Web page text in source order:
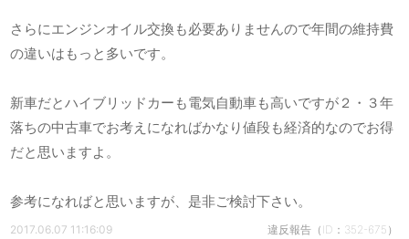
さらにエンジンオイル交換も必要ありませんので年間の維持費
の違いはもっと多いです。
新車だとハイブリッドカーも電気自動車も高いですが２・３年
落ちの中古車でお考えになればかなり値段も経済的なのでお得
だと思いますよ。
参考になればと思いますが、是非ご検討下さい。
2017.06.07 11:16:09 違反報告（ID：352-675）